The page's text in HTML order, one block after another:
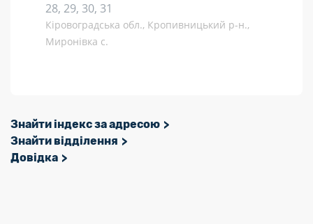
28, 29, 30, 31
Кіровоградська обл., Кропивницький р-н.,
Миронівка с.
Знайти індекс за адресою
Знайти відділення
Довідка